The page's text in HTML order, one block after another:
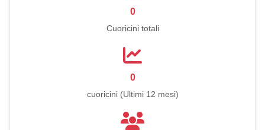
0
Cuoricini totali
0
cuoricini (Ultimi 12 mesi)